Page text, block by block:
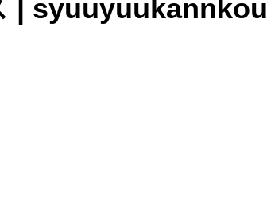
| syuuyuukannkou